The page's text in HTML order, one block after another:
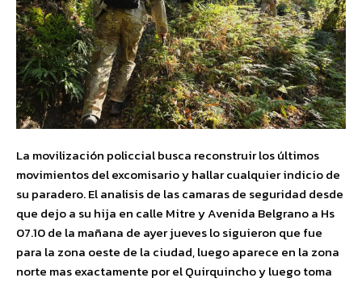
La movilización policcial busca reconstruir los últimos
movimientos del excomisario y hallar cualquier indicio de
su paradero. El analisis de las camaras de seguridad desde
que dejo a su hija en calle Mitre y Avenida Belgrano a Hs
07.10 de la mañana de ayer jueves lo siguieron que fue
para la zona oeste de la ciudad, luego aparece en la zona
norte mas exactamente por el Quirquincho y luego toma